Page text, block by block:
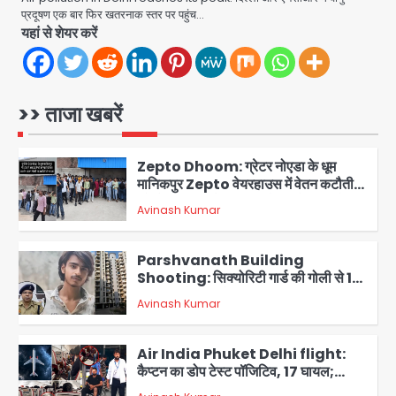
प्रदूषण एक बार फिर खतरनाक स्तर पर पहुंच…
यहां से शेयर करें
>> ताजा खबरें
5
Avinash Kumar
1
Shaheen Bagh News: बारिश के बाद
शाहीन बाग में जलभराव और गड्ढे, सीवर काम से
2
Zepto Dhoom: ग्रेटर नोएडा के धूम
मानिकपुर Zepto वेयरहाउस में वेतन कटौती
को लेकर 100 से ज्यादा कर्मचारियों का विरोध
प्रदर्शन
3
Parshvanath Building
Shooting: सिक्योरिटी गार्ड की गोली से 17
वर्षीय किशोर की मौत
Air India Phuket Delhi flight:
कैप्टन का डोप टेस्ट पॉजिटिव, 17 घायल;
DGCA जांच जारी